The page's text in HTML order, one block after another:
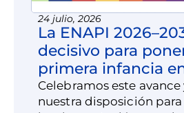
24 julio, 2026
La ENAPI
decisivo para
primera infancia
Celebramos este
nuestra disposición